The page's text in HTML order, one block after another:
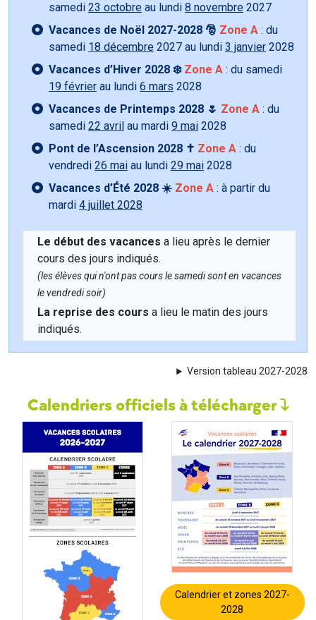
samedi 23 octobre au lundi 8 novembre 2027
Vacances de Noël 2027-2028 🎅 Zone A : du
samedi 18 décembre 2027 au lundi 3 janvier 2028
Vacances d’Hiver 2028 ❄️ Zone A : du samedi
19 février au lundi 6 mars 2028
Vacances de Printemps 2028 🌷 Zone A : du
samedi 22 avril au mardi 9 mai 2028
Pont de l’Ascension 2028 ✝️ Zone A : du
vendredi 26 mai au lundi 29 mai 2028
Vacances d’Été 2028 ☀️ Zone A : à partir du
mardi 4 juillet 2028
Le début des vacances a lieu après le dernier
cours des jours indiqués.
(les élèves qui n'ont pas cours le samedi sont en vacances
le vendredi soir)
La reprise des cours a lieu le matin des jours
indiqués.
Version tableau 2027-2028
Calendriers officiels à télécharger
Calendrier et zones 2027-
2028